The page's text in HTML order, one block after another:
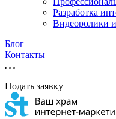
Разработка
Видеоролики
Блог
Контакты
Подать заявку